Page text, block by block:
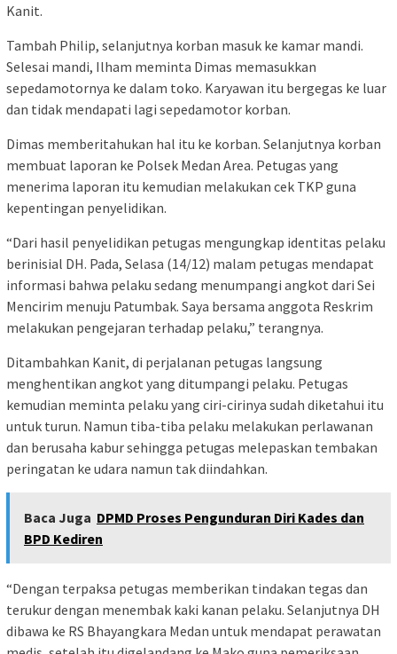
Kanit.
Tambah Philip, selanjutnya korban masuk ke kamar mandi.
Selesai mandi, Ilham meminta Dimas memasukkan
sepedamotornya ke dalam toko. Karyawan itu bergegas ke luar
dan tidak mendapati lagi sepedamotor korban.
Dimas memberitahukan hal itu ke korban. Selanjutnya korban
membuat laporan ke Polsek Medan Area. Petugas yang
menerima laporan itu kemudian melakukan cek TKP guna
kepentingan penyelidikan.
“Dari hasil penyelidikan petugas mengungkap identitas pelaku
berinisial DH. Pada, Selasa (14/12) malam petugas mendapat
informasi bahwa pelaku sedang menumpangi angkot dari Sei
Mencirim menuju Patumbak. Saya bersama anggota Reskrim
melakukan pengejaran terhadap pelaku,” terangnya.
Ditambahkan Kanit, di perjalanan petugas langsung
menghentikan angkot yang ditumpangi pelaku. Petugas
kemudian meminta pelaku yang ciri-cirinya sudah diketahui itu
untuk turun. Namun tiba-tiba pelaku melakukan perlawanan
dan berusaha kabur sehingga petugas melepaskan tembakan
peringatan ke udara namun tak diindahkan.
Baca Juga DPMD Proses Pengunduran Diri Kades dan
BPD Kediren
“Dengan terpaksa petugas memberikan tindakan tegas dan
terukur dengan menembak kaki kanan pelaku. Selanjutnya DH
dibawa ke RS Bhayangkara Medan untuk mendapat perawatan